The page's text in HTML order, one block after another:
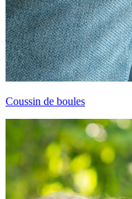
Coussin de boules